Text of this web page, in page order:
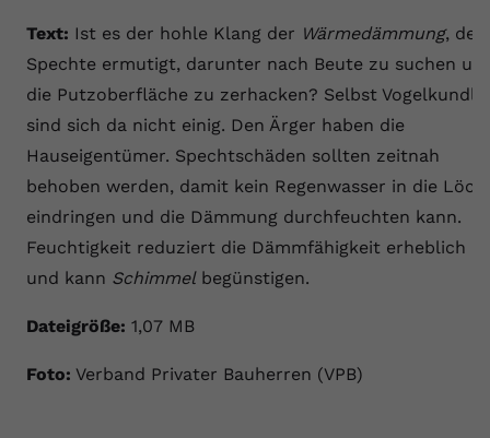
Text: Ist es der hohle Klang der Wärmedämmung, der
Spechte ermutigt, darunter nach Beute zu suchen
die Putzoberfläche zu zerhacken? Selbst
sind sich da nicht einig. Den Ärger haben die
Hauseigentümer. Spechtschäden sollten zeitnah
behoben werden, damit kein Regenwasser in die
eindringen und die Dämmung durchfeuchten kann.
Feuchtigkeit reduziert die Dämmfähigkeit erheblich
und kann Schimmelbegünstigen.
Dateigröße: 1,07 MB
Foto: Verband Privater Bauherren (VPB)